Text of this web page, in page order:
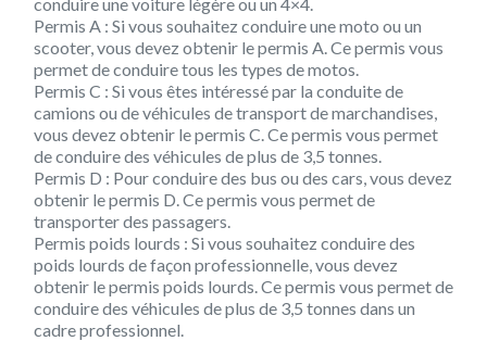
Permis A : Si vous souhaitez conduire une moto ou un
scooter, vous devez obtenir le permis A. Ce permis vous
permet de conduire tous les types de motos.
Permis C : Si vous êtes intéressé par la conduite de
camions ou de véhicules de transport de marchandises,
vous devez obtenir le permis C. Ce permis vous permet
de conduire des véhicules de plus de 3,5 tonnes.
Permis D : Pour conduire des bus ou des cars, vous devez
obtenir le permis D. Ce permis vous permet de
transporter des passagers.
Permis poids lourds : Si vous souhaitez conduire des
poids lourds de façon professionnelle, vous devez
obtenir le permis poids lourds. Ce permis vous permet de
conduire des véhicules de plus de 3,5 tonnes dans un
cadre professionnel.